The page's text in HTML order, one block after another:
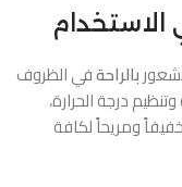
بالراحةفي الظروف
درجة الحرارة،
ومريحاً لكافة